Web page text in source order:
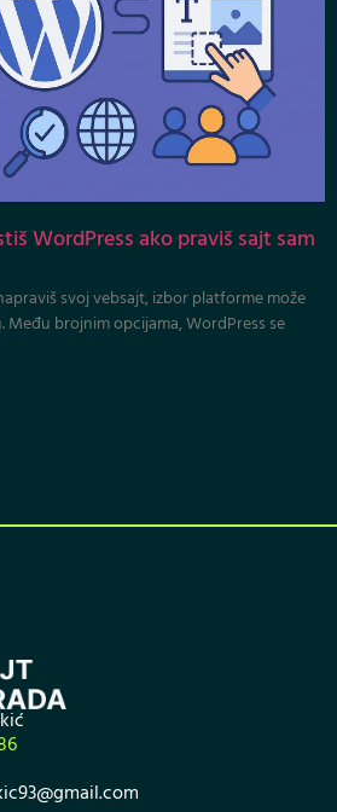
WordPress ako praviš sajt sam
svoj vebsajt, izbor platforme može
brojnim opcijama, WordPress se